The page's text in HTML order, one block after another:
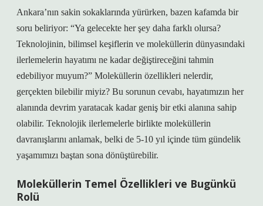
Ankara’nın sakin sokaklarında yürürken, bazen kafamda bir
soru beliriyor: “Ya gelecekte her şey daha farklı olursa?
Teknolojinin, bilimsel keşiflerin ve moleküllerin dünyasındaki
ilerlemelerin hayatımı ne kadar değiştireceğini tahmin
edebiliyor muyum?” Moleküllerin özellikleri nelerdir,
gerçekten bilebilir miyiz? Bu sorunun cevabı, hayatımızın her
alanında devrim yaratacak kadar geniş bir etki alanına sahip
olabilir. Teknolojik ilerlemelerle birlikte moleküllerin
davranışlarını anlamak, belki de 5-10 yıl içinde tüm gündelik
yaşamımızı baştan sona dönüştürebilir.
Moleküllerin Temel Özellikleri ve Bugünkü
Rolü